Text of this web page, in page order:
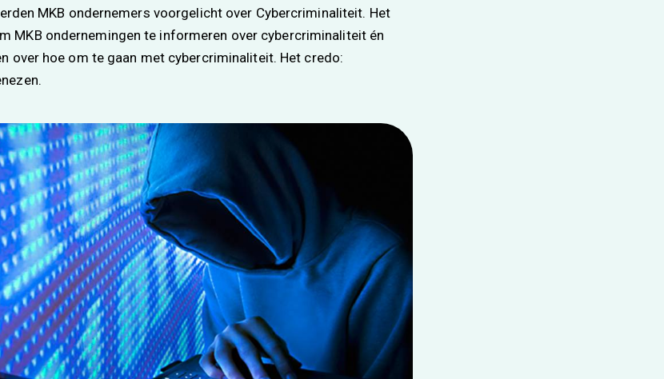
MKB ondernemers voorgelicht over Cybercriminaliteit. Het
MKB ondernemingen te informeren over cybercriminaliteit én
over hoe om te gaan met cybercriminaliteit. Het credo: